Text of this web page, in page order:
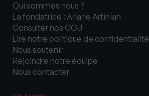
Qui sommes nous ?
La fondatrice : Ariane Artinian
Consulter nos CGU
Lire notre politique de confidentialité
Nous soutenir
Rejoindre notre équipe
Nous contacter